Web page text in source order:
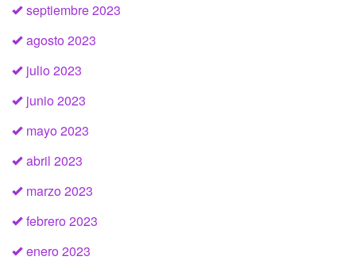
septiembre 2023
agosto 2023
julio 2023
junio 2023
mayo 2023
abril 2023
marzo 2023
febrero 2023
enero 2023